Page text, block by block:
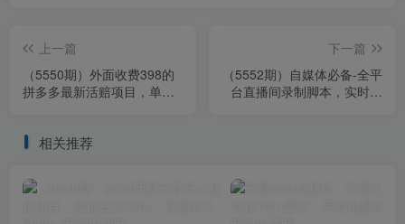
上一篇
（5550期）外面收费398的
拼多多最新活赔项目，单号
下一篇
（5552期）自媒体必备-全平
台直播间录制脚本，实时录
相关推荐